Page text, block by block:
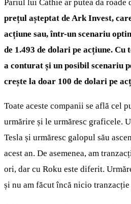
Pariul lui Cathie ar putea da roade
prețul așteptat de Ark Invest,
acțiune sau, într-un scenariu
de 1.493 de dolari pe acțiune. Cu
a conturat și un posibil scenariu
crește la doar 100 de dolari pe
Toate aceste companii se află cel
urmărire și le urmăresc graficele.
Tesla și urmăresc galopul său
acest an. De asemenea, am
ori, dar cu Roku este diferit.
și nu am făcut încă nicio tranzacție